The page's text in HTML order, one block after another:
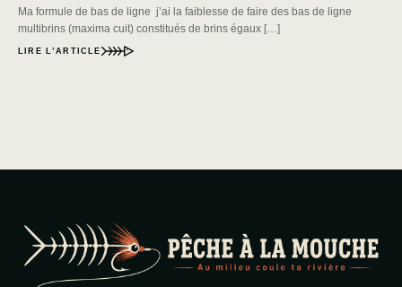
Ma formule de bas de ligne j’ai la faiblesse de faire des bas de ligne
multibrins (maxima cuit) constitués de brins égaux […]
LIRE L’ARTICLE